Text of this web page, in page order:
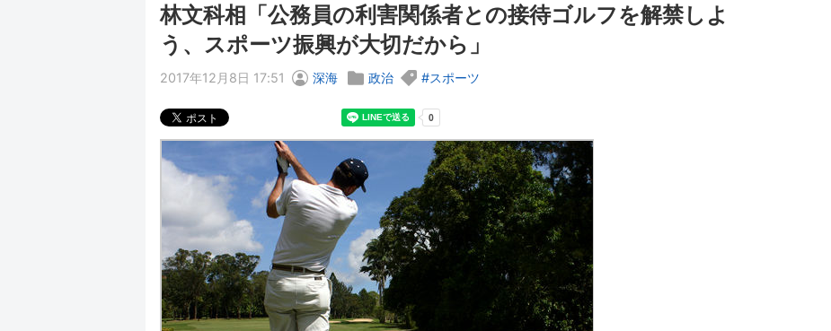
林文科相「公務員の利害関係者との接待ゴルフを解禁しよ
う、スポーツ振興が大切だから」
2017年12月8日 17:51 深海 政治 スポーツ